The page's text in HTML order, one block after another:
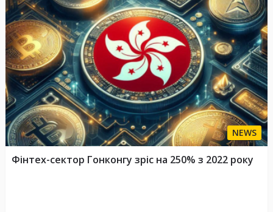
NEWS
Фінтех-сектор Гонконгу зріс на 250% з 2022 року